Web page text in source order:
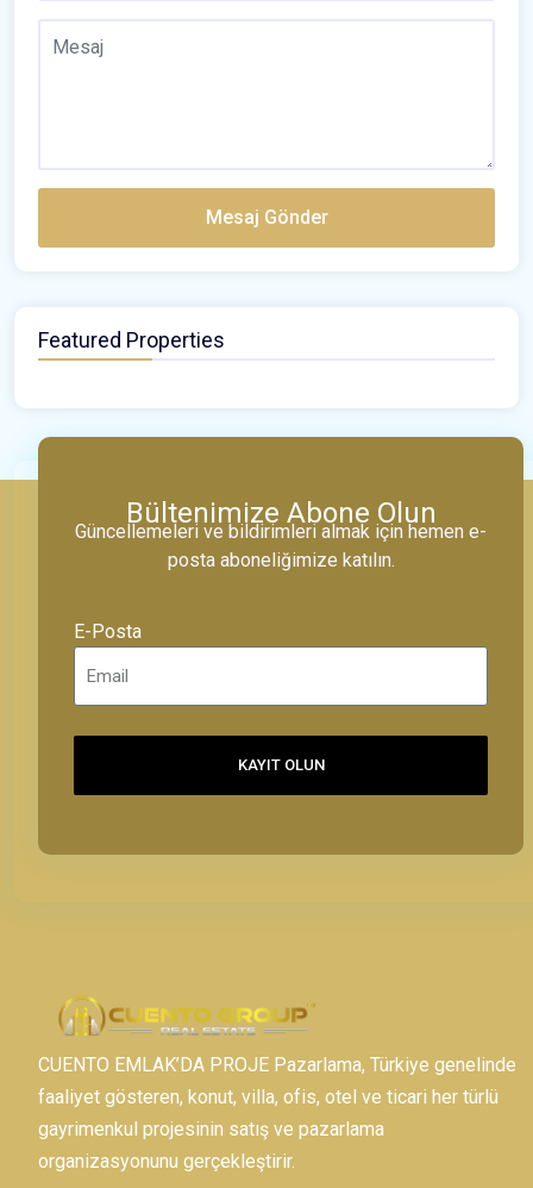
Mesaj Gönder
Featured Properties
Bültenimize Abone Olun
Güncellemeleri ve bildirimleri almak için hemen e-
posta aboneliğimize katılın.
E-Posta
KAYIT OLUN
CUENTO EMLAK’DA PROJE Pazarlama, Türkiye genelinde
faaliyet gösteren, konut, villa, ofis, otel ve ticari her türlü
gayrimenkul projesinin satış ve pazarlama
organizasyonunu gerçekleştirir.